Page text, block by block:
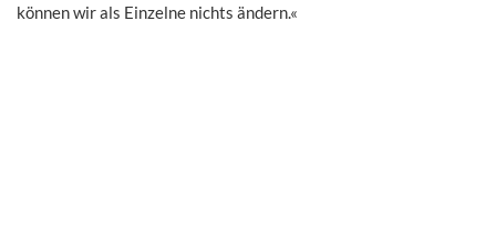
können wir als Einzelne nichts ändern.«